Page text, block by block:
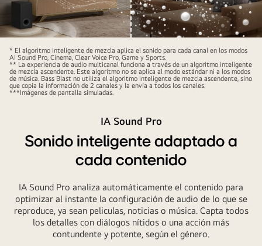
* El algoritmo inteligente de mezcla aplica el sonido para cada canal en los modos
AI Sound Pro, Cinema, Clear Voice Pro, Game y Sports.
** La experiencia de audio multicanal funciona a través de un algoritmo inteligente
de mezcla ascendente. Este algoritmo no se aplica al modo estándar ni a los modos
de música. Bass Blast no utiliza el algoritmo inteligente de mezcla ascendente, sino
que copia la información de 2 canales y la envía a todos los canales.
***Imágenes de pantalla simuladas.
IA Sound Pro
Sonido inteligente adaptado a
cada contenido
IA Sound Pro analiza automáticamente el contenido para
optimizar al instante la configuración de audio de lo que se
reproduce, ya sean peliculas, noticias o música. Capta todos
los detalles con diálogos nítidos o una acción más
contundente y potente, según el género.